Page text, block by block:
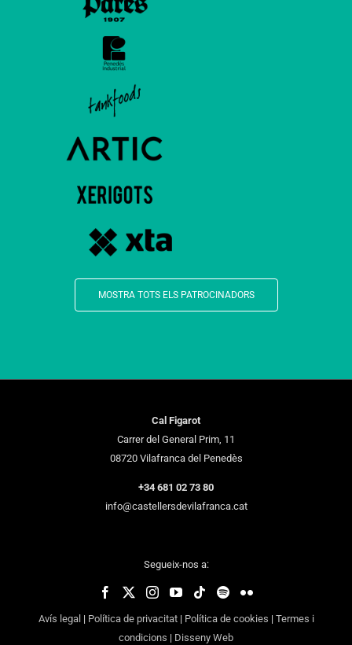
MOSTRA TOTS ELS PATROCINADORS
Cal Figarot
Carrer del General Prim, 11
08720 Vilafranca del Penedès
+34 681 02 73 80
info@castellersdevilafranca.cat
Segueix-nos a:
Avís legal | Política de privacitat| Política de cookies | Termes i
condicions | Disseny Web